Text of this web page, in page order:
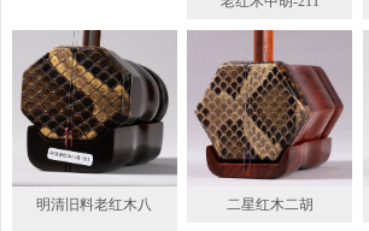
明清旧料老红木八 二星红木二胡